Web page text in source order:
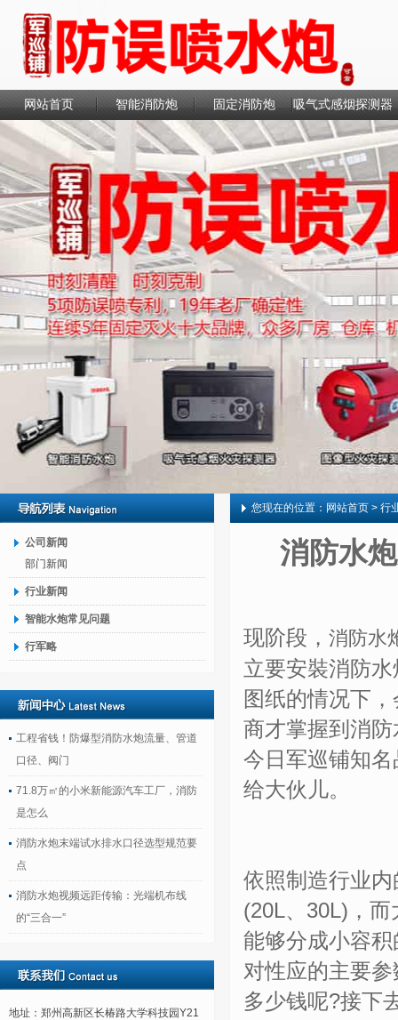
网站首页 智能消防炮 固定消防炮 吸气式感烟探测器
联系我们
公司新闻
部门新闻
行业新闻
智能水炮常见问题
行军略
工程省钱！防爆型消防水炮流量、管道
口径、阀门
71.8万㎡的小米新能源汽车工厂，消防
是怎么
消防水炮末端试水排水口径选型规范要
点
消防水炮视频远距传输：光端机布线
的“三合一”
地址：郑州高新区长椿路大学科技园Y21
您现在的位置： 网站首页 > 行
消防水
现阶段， 消防水
立要安裝消防
图纸的情况下
商才掌握到消
今日军巡铺知
给大伙儿。
依照制造行业
(20L、30L)，
能够分成小容
对性应的主要
多少钱呢?接下